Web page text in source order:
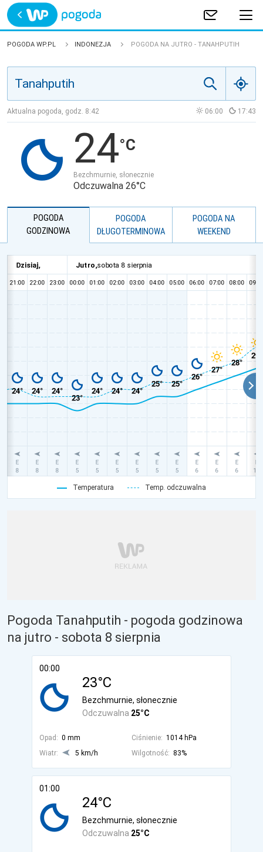
Trwa ładowanie
POLSKA
JAKOŚĆ POWIETRZA
POGODA WP.PL INDONEZJA POGODA NA JUTRO - TANAHPUTIH
Aktualna pogoda, godz. 8:42 06:00 17:43
24
Bezchmurnie, słonecznie
Odczuwalna 26°C
POGODA
GODZINOWA
POGODA
DŁUGOTERMINOWA
POGODA NA
WEEKEND
Temperatura Temp. odczuwalna
Pogoda Tanahputih - pogoda godzinowa
na jutro - sobota 8 sierpnia
00:00
23°C
Odczuwalna 25°C
Bezchmurnie, słonecznie
Opad: 0 mm Ciśnienie: 1014 hPa
Wiatr:
5 km/h Wilgotność: 83%
01:00
24°C
Odczuwalna 25°C
Bezchmurnie, słonecznie